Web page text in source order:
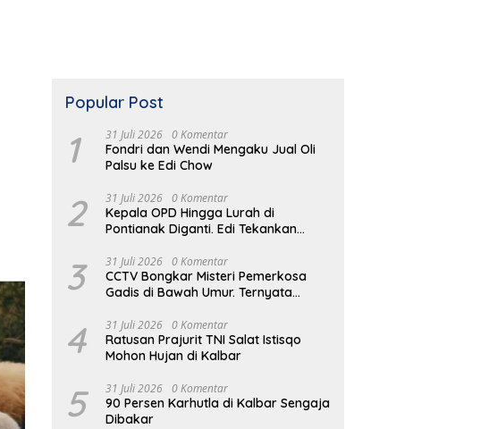
Popular Post
1 31 Juli 2026 0 Komentar
Fondri dan Wendi Mengaku Jual Oli
Palsu ke Edi Chow
2 31 Juli 2026 0 Komentar
Kepala OPD Hingga Lurah di
Pontianak Diganti. Edi Tekankan
3 31 Juli 2026 0 Komentar
CCTV Bongkar Misteri Pemerkosa
Gadis di Bawah Umur. Ternyata
4 31 Juli 2026 0 Komentar
Ratusan Prajurit TNI Salat Istisqo
Mohon Hujan di Kalbar
5 31 Juli 2026 0 Komentar
90 Persen Karhutla di Kalbar Sengaja
Dibakar